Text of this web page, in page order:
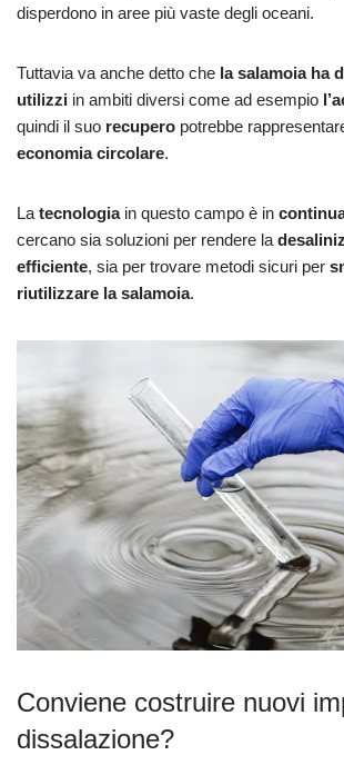
disperdono in aree più vaste degli oceani.
Tuttavia va anche detto che la salamoia ha
utilizzi in ambiti diversi come ad esempio
quindi il suo recupero potrebbe
economia circolare.
La tecnologiain questo campo è in
cercano sia soluzioni per rendere la
efficiente, sia per trovare metodi sicuri per
riutilizzare la salamoia.
Conviene costruire nuovi
dissalazione?